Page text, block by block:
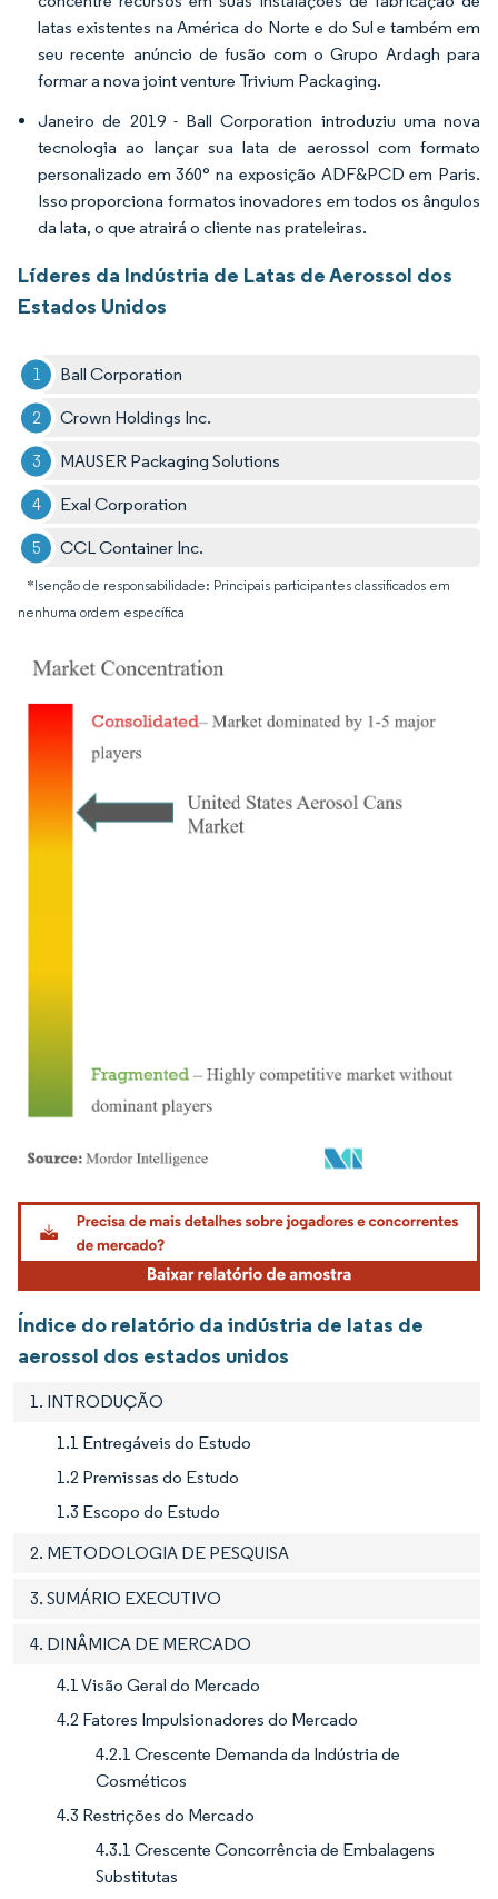
latas existentes na América do Norte e do Sul e também em
seu recente anúncio de fusão com o Grupo Ardagh para
formar a nova joint venture Trivium Packaging.
Janeiro de 2019 - Ball Corporation introduziu uma nova
tecnologia ao lançar sua lata de aerossol com formato
personalizado em 360° na exposição ADF&PCD em Paris.
Isso proporciona formatos inovadores em todos os ângulos
da lata, o que atrairá o cliente nas prateleiras.
Líderes da Indústria de Latas de Aerossol dos
Estados Unidos
Ball Corporation
Crown Holdings Inc.
MAUSER Packaging Solutions
Exal Corporation
CCL Container Inc.
*Isenção de responsabilidade: Principais participantes classificados em
nenhuma ordem específica
Imagem © Mordor Intelligence. O reuso requer atribuição conforme CC BY 4.0.
Índice do relatório da indústria de latas de
aerossol dos estados unidos
1. INTRODUÇÃO
1.1 Entregáveis do Estudo
1.2 Premissas do Estudo
1.3 Escopo do Estudo
2. METODOLOGIA DE PESQUISA
3. SUMÁRIO EXECUTIVO
4. DINÂMICA DE MERCADO
4.1 Visão Geral do Mercado
4.2 Fatores Impulsionadores do Mercado
4.2.1 Crescente Demanda da Indústria de
Cosméticos
4.3 Restrições do Mercado
4.3.1 Crescente Concorrência de Embalagens
Substitutas